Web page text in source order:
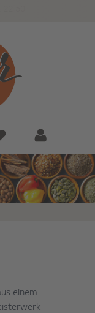
einem